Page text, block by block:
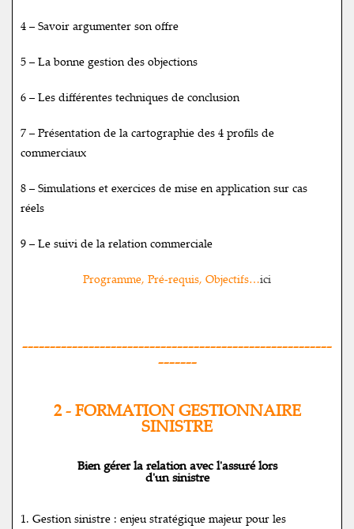
4 – Savoir argumenter son offre
5 – La bonne gestion des objections
6 – Les différentes techniques de conclusion
7 – Présentation de la cartographie des 4 profils de
commerciaux
8 – Simulations et exercices de mise en application sur cas
réels
9 – Le suivi de la relation commerciale
Programme, Pré-requis, Objectifs…ici
--------------------------------------------------------
-------
2 - FORMATION GESTIONNAIRE
SINISTRE
Bien gérer la relation avec l'assuré lors
d'un sinistre
1. Gestion sinistre : enjeu stratégique majeur pour les